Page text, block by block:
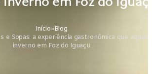
Início»Blog
e Sopas: a experiência gastronômica que
inverno em Foz do Iguaçu